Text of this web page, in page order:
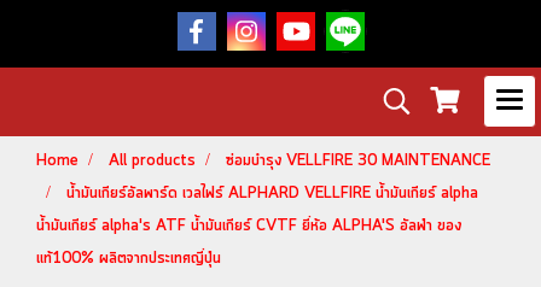
Home All products
ซ่อมบำรุง VELLFIRE 30 MAINTENANCE
น้ำมันเกียร์อัลพาร์ด เวลไฟร์ ALPHARD VELLFIRE น้ำมันเกียร์ alpha
น้ำมันเกียร์ alpha's ATF น้ำมันเกียร์ CVTF ยี่ห้อ ALPHA'S อัลฟ่า ของ
แท้100% ผลิตจากประเทศญี่ปุ่น